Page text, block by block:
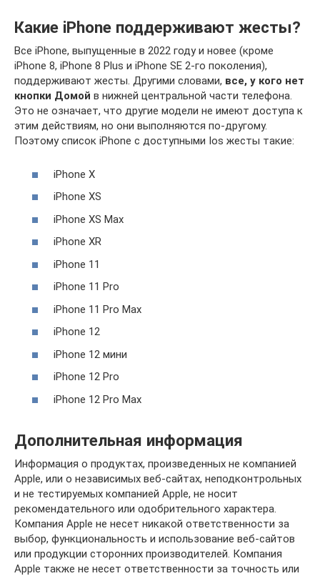
Какие iPhone поддерживают жесты?
Все iPhone, выпущенные в 2022 году и новее (кроме
iPhone 8, iPhone 8 Plus и iPhone SE 2-го поколения),
поддерживают жесты. Другими словами, все, у кого нет
кнопки Домой в нижней центральной части телефона.
Это не означает, что другие модели не имеют доступа к
этим действиям, но они выполняются по-другому.
Поэтому список iPhone с доступными Ios жесты такие:
iPhone X
iPhone XS
iPhone XS Max
iPhone XR
iPhone 11
iPhone 11 Pro
iPhone 11 Pro Max
iPhone 12
iPhone 12 мини
iPhone 12 Pro
iPhone 12 Pro Max
Дополнительная информация
Информация о продуктах, произведенных не компанией
Apple, или о независимых веб-сайтах, неподконтрольных
и не тестируемых компанией Apple, не носит
рекомендательного или одобрительного характера.
Компания Apple не несет никакой ответственности за
выбор, функциональность и использование веб-сайтов
или продукции сторонних производителей. Компания
Apple также не несет ответственности за точность или